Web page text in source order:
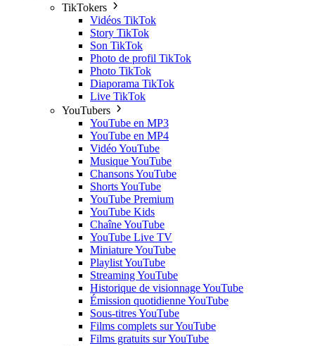
TikTokers
Vidéos TikTok
Story TikTok
Son TikTok
Photo de profil TikTok
Photo TikTok
Diaporama TikTok
Live TikTok
YouTubers
YouTube en MP3
YouTube en MP4
Vidéo YouTube
Musique YouTube
Chansons YouTube
Shorts YouTube
YouTube Premium
YouTube Kids
Chaîne YouTube
YouTube Live TV
Miniature YouTube
Playlist YouTube
Streaming YouTube
Historique de visionnage YouTube
Émission quotidienne YouTube
Sous-titres YouTube
Films complets sur YouTube
Films gratuits sur YouTube